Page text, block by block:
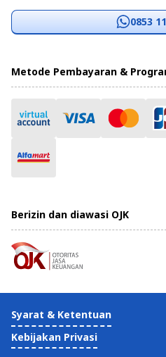
0853
Metode Pembayaran &
Berizin dan diawasi OJK
Syarat & Ketentuan
Kebijakan Privasi